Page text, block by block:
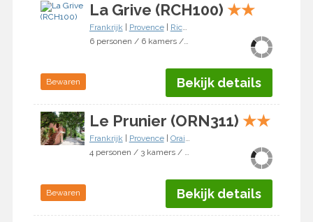
La Grive (RCH100) ★★
Frankrijk Provence| Richerenches
6 personen / 6 kamers / 3 slaapkamers
Bewaren Bekijk details
Le Prunier (ORN311) ★★
Frankrijk Provence| Oraison
4 personen / 3 kamers / 2 slaapkamers
Bewaren Bekijk details